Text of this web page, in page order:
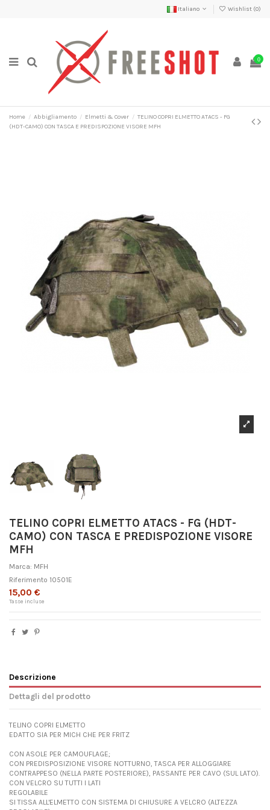
Italiano Wishlist (0)
0
Home Abbigliamento Elmetti & Cover
TELINO COPRI ELMETTO ATACS - FG
(HDT-CAMO) CON TASCA E PREDISPOZIONE VISORE MFH
TELINO COPRI ELMETTO ATACS - FG (HDT-
CAMO) CON TASCA E PREDISPOZIONE VISORE
MFH
Marca: MFH
Riferimento 10501E
15,00 €
Tasse incluse
Descrizione
Dettagli del prodotto
TELINO COPRI ELMETTO
EDATTO SIA PER MICH CHE PER FRITZ
CON ASOLE PER CAMOUFLAGE;
CON PREDISPOSIZIONE VISORE NOTTURNO, TASCA PER ALLOGGIARE
CONTRAPPESO (NELLA PARTE POSTERIORE), PASSANTE PER CAVO (SUL LATO).
CON VELCRO SU TUTTI I LATI
REGOLABILE
SI TISSA ALL'ELMETTO CON SISTEMA DI CHIUSURE A VELCRO (ALTEZZA